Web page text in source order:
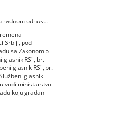
radnom odnosu.
Srbiji, pod
sa Zakonom o
glasnik RS", br.
glasnik RS", br.
glasnik
vodi ministarstvo
koju građani